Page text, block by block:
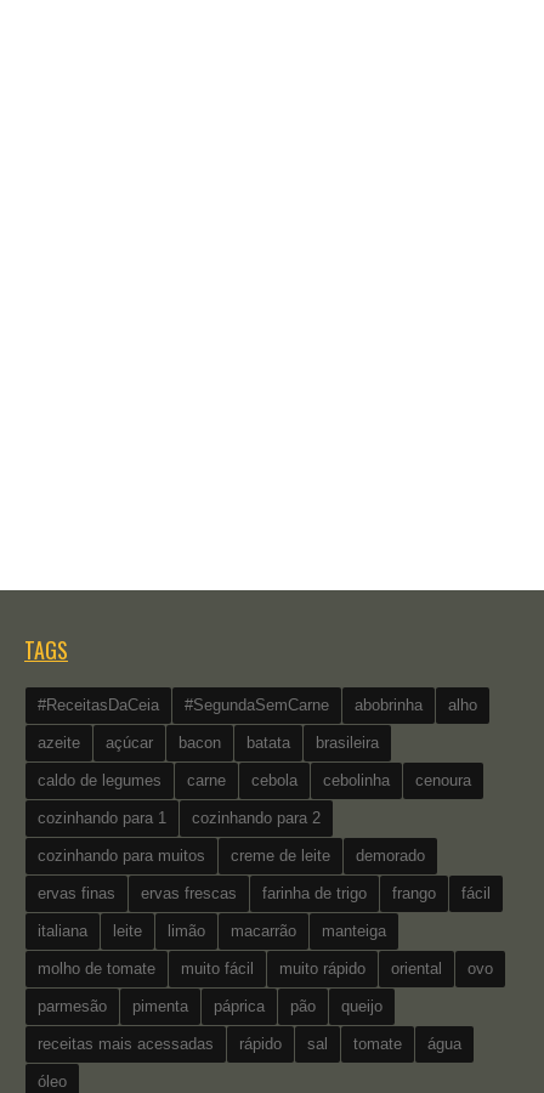
TAGS
#ReceitasDaCeia #SegundaSemCarne abobrinha alho
azeite açúcar bacon batata brasileira
caldo de legumes carne cebola cebolinha cenoura
cozinhando para 1 cozinhando para 2
cozinhando para muitos creme de leite demorado
ervas finas ervas frescas farinha de trigo frango fácil
italiana leite limão macarrão manteiga
molho de tomate muito fácil muito rápido oriental ovo
parmesão pimenta páprica pão queijo
receitas mais acessadas rápido sal tomate água
óleo